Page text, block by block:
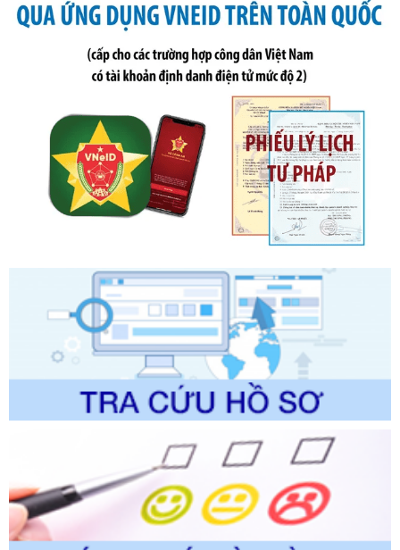
Số kí hiệu:291/2026/NĐ-CP
Tên: Nghị định số 291/2026/NĐ-CP của Chính phủ: Sửa
đổi, bổ sung một số điều của Nghị định số 125/2020/NĐ-СР
ngày 19 tháng 10 năm 2020 của Chính phủ quy định xử
phạt vi phạm hành chính về thuế, hóa đơn được sửa đổi, bổ
sung bởi Nghị định số 102/2021/NĐ-CP
Ngày ban hành: 20/07/2026
Số kí hiệu:2303/QĐ-UBND
Tên: Quyết định công bố Danh mục thủ tục hành chính mới
ban hành, được sửa đổi, bổ sung, bị bãi bỏ và phê duyệt
Quy trình nội bộ, quy trình điện tử giải quyết thủ tục hành
chính trong một số lĩnh vực thuộc phạm vi chức năng quản
Số kí hiệu:2304/QĐ-UBND
Tên: Quyết định công bố Danh mục thủ tục hành chính
được sửa đổi, bổ sung và phê duyệt Quy trình nội bộ, quy
trình điện tử giải quyết thủ tục hành chính trong lĩnh vực Du
lịch thuộc phạm vi chức năng quản lý của Sở Văn hóa, Thể
thao và Du lịch
Ngày ban hành: 01/06/2026
Số kí hiệu:2310/QĐ-UBND
Tên: Về việc công bố Danh mục thủ tục hành chính sửa
đổi, bổ sung và phê duyệt Quy trình nội bộ, quy trình điện tử
trong giải quyết thủtục hành chính lĩnh vực biến đổi khí hậu
thuộc phạm vi giải quyết của Sở Nông nghiệp và Môi
trường
Ngày ban hành: 01/06/2026